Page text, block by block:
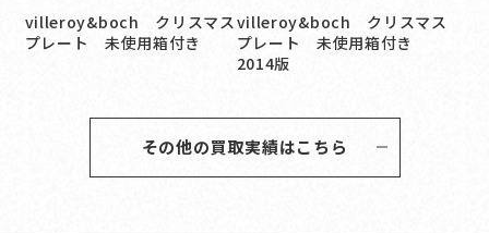
villeroy&boch クリスマス
プレート 未使用箱付き
villeroy&boch クリスマス
プレート 未使用箱付き
2014版
その他の買取実績はこちら